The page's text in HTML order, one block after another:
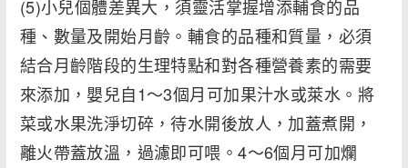
(5)小兒個體差異大，須靈活掌握增添輔食的品
種、數量及開始月齡。輔食的品種和質量，必須
結合月齡階段的生理特點和對各種營養素的需要
來添加，嬰兒自1～3個月可加果汁水或萊水。將
菜或水果洗淨切碎，待水開後放人，加蓋煮開，
離火帶蓋放溫，過濾即可喂。4～6個月可加爛